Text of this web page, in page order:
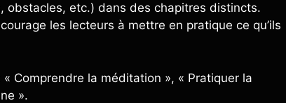
etc.) dans des chapitres distincts.
les lecteurs à mettre en pratique ce qu’ils
Comprendre la méditation », « Pratiquer la
».